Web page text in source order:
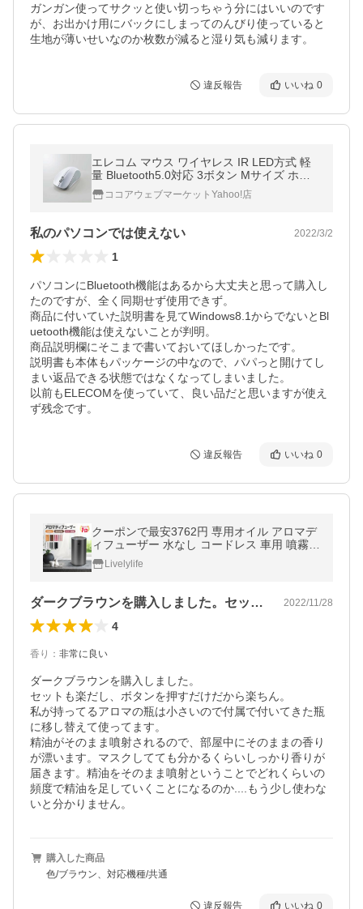
ガンガン使ってサクッと使い切っちゃう分にはいいのです
が、お出かけ用にバックにしまってのんびり使っていると
生地が薄いせいなのか枚数が減ると湿り気も減ります。
違反報告 いいね 0
エレコム マウス ワイヤレス IR LED方式 軽
量 Bluetooth5.0対応 3ボタン Mサイズ ホワ
イト M-BY11BRWH
ココアウェブマーケットYahoo!店
私のパソコンでは使えない 2022/3/2
1
パソコンにBluetooth機能はあるから大丈夫と思って購入し
たのですが、全く同期せず使用できず。
商品に付いていた説明書を見てWindows8.1からでないとBl
uetooth機能は使えないことが判明。
商品説明欄にそこまで書いておいてほしかったです。
説明書も本体もパッケージの中なので、パパっと開けてし
まい返品できる状態ではなくなってしまいました。
以前もELECOMを使っていて、良い品だと思いますが使え
ず残念です。
違反報告 いいね 0
クーポンで最安3762円 専用オイル アロマデ
ィフューザー 水なし コードレス 車用 噴霧式
ディフューザー アロマ usb充電式静音ネブ
ライザー 漏れ防止 車 1位獲得
Livelylife
ダークブラウンを購入しました。セットも… 2022/11/28
4
香り ： 非常に良い
ダークブラウンを購入しました。
セットも楽だし、ボタンを押すだけだから楽ちん。
私が持ってるアロマの瓶は小さいので付属で付いてきた瓶
に移し替えて使ってます。
精油がそのまま噴射されるので、部屋中にそのままの香り
が漂います。マスクしてても分かるくらいしっかり香りが
届きます。精油をそのまま噴射ということでどれくらいの
頻度で精油を足していくことになるのか....もう少し使わな
いと分かりません。
購入した商品
色/ブラウン、対応機種/共通
違反報告 いいね 0